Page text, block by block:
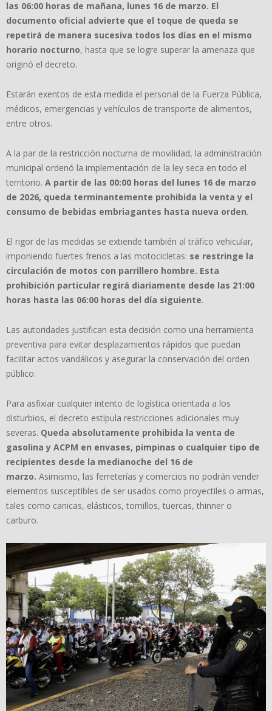
las 06:00 horas de mañana, lunes 16 de marzo. El
documento oficial advierte que el toque de queda se
repetirá de manera sucesiva todos los días en el mismo
horario nocturno, hasta que se logre superar la amenaza que
originó el decreto.
Estarán exentos de esta medida el personal de la Fuerza Pública,
médicos, emergencias y vehículos de transporte de alimentos,
entre otros.
A la par de la restricción nocturna de movilidad, la administración
municipal ordenó la implementación de la ley seca en todo el
territorio. A partir de las 00:00 horas del lunes 16 de marzo
de 2026, queda terminantemente prohibida la venta y el
consumo de bebidas embriagantes hasta nueva orden.
El rigor de las medidas se extiende también al tráfico vehicular,
imponiendo fuertes frenos a las motocicletas: se restringe la
circulación de motos con parrillero hombre. Esta
prohibición particular regirá diariamente desde las 21:00
horas hasta las 06:00 horas del día siguiente.
Las autoridades justifican esta decisión como una herramienta
preventiva para evitar desplazamientos rápidos que puedan
facilitar actos vandálicos y asegurar la conservación del orden
público.
Para asfixiar cualquier intento de logística orientada a los
disturbios, el decreto estipula restricciones adicionales muy
severas. Queda absolutamente prohibida la venta de
gasolina y ACPM en envases, pimpinas o cualquier tipo de
recipientes desde la medianoche del 16 de
marzo. Asimismo, las ferreterías y comercios no podrán vender
elementos susceptibles de ser usados como proyectiles o armas,
tales como canicas, elásticos, tornillos, tuercas, thinner o
carburo.